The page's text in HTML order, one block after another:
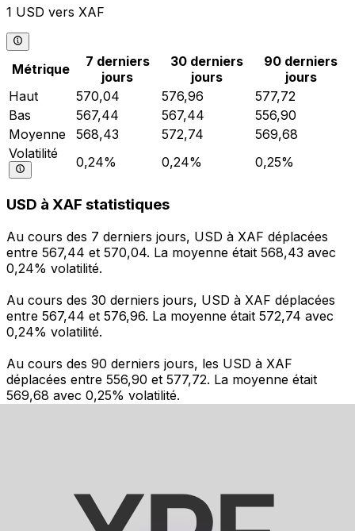
1 USD vers XAF
Métrique
7 derniers
jours
30 derniers
jours
90 derniers
jours
Haut
570,04 576,96
577,72
Bas
567,44 567,44
556,90
Moyenne
568,43 572,74
569,68
Volatilité
0,24% 0,24% 0,25%
USD à XAF statistiques
Au cours des 7 derniers jours, USD à XAF déplacées
entre 567,44 et 570,04. La moyenne était 568,43 avec
0,24% volatilité.
Au cours des 30 derniers jours, USD à XAF déplacées
entre 567,44 et 576,96. La moyenne était 572,74 avec
0,24% volatilité.
Au cours des 90 derniers jours, les USD à XAF
déplacées entre 556,90 et 577,72. La moyenne était
569,68 avec 0,25% volatilité.
L'application Xe réunit toutes les fonctionnalités
nécessaires pour vos transferts d'argent internationaux